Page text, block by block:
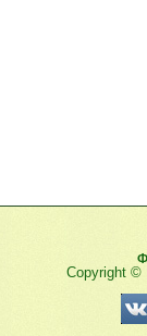
Copyright ©